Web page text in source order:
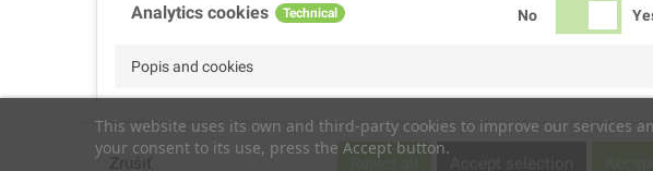
This website uses its own and third-party cookies to improve our services
your consent to its use, press the Accept button.
Analytics cookies Technical No
Popis and cookies
Performance cookies Technical
Zrušiť Reject all